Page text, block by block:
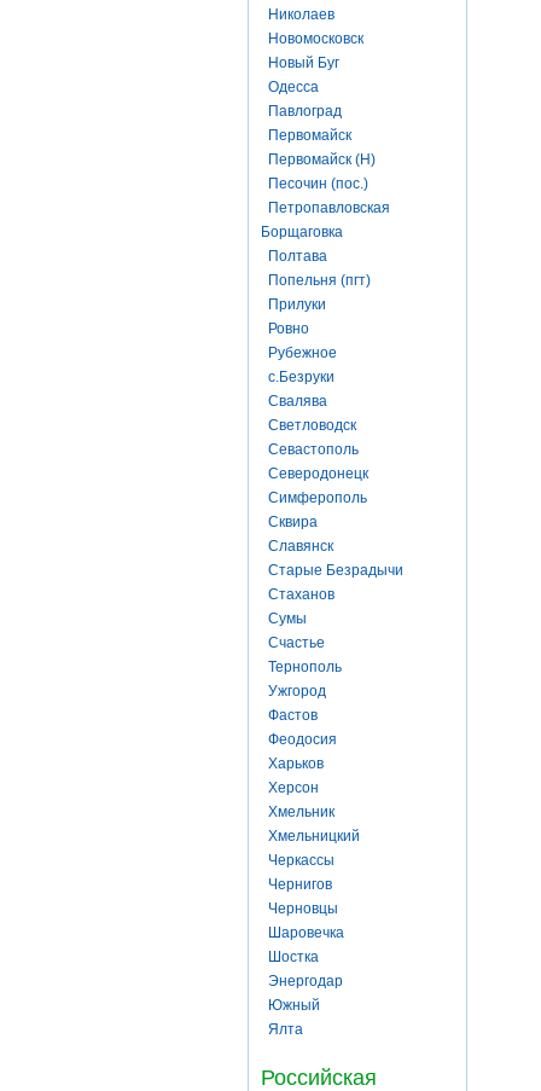
Николаев
Новомосковск
Новый Буг
Одесса
Павлоград
Первомайск
Первомайск (Н)
Песочин (пос.)
Петропавловская
Борщаговка
Полтава
Попельня (пгт)
Прилуки
Ровно
Рубежное
с.Безруки
Свалява
Светловодск
Севастополь
Северодонецк
Симферополь
Сквира
Славянск
Старые Безрадычи
Стаханов
Сумы
Счастье
Тернополь
Ужгород
Фастов
Феодосия
Харьков
Херсон
Хмельник
Хмельницкий
Черкассы
Чернигов
Черновцы
Шаровечка
Шостка
Энергодар
Южный
Ялта
Российская